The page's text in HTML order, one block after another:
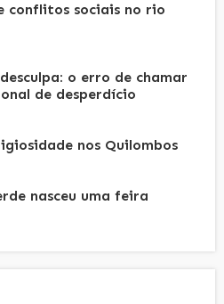
conflitos sociais no rio
o erro de chamar
de desperdício
nos Quilombos
nasceu uma feira